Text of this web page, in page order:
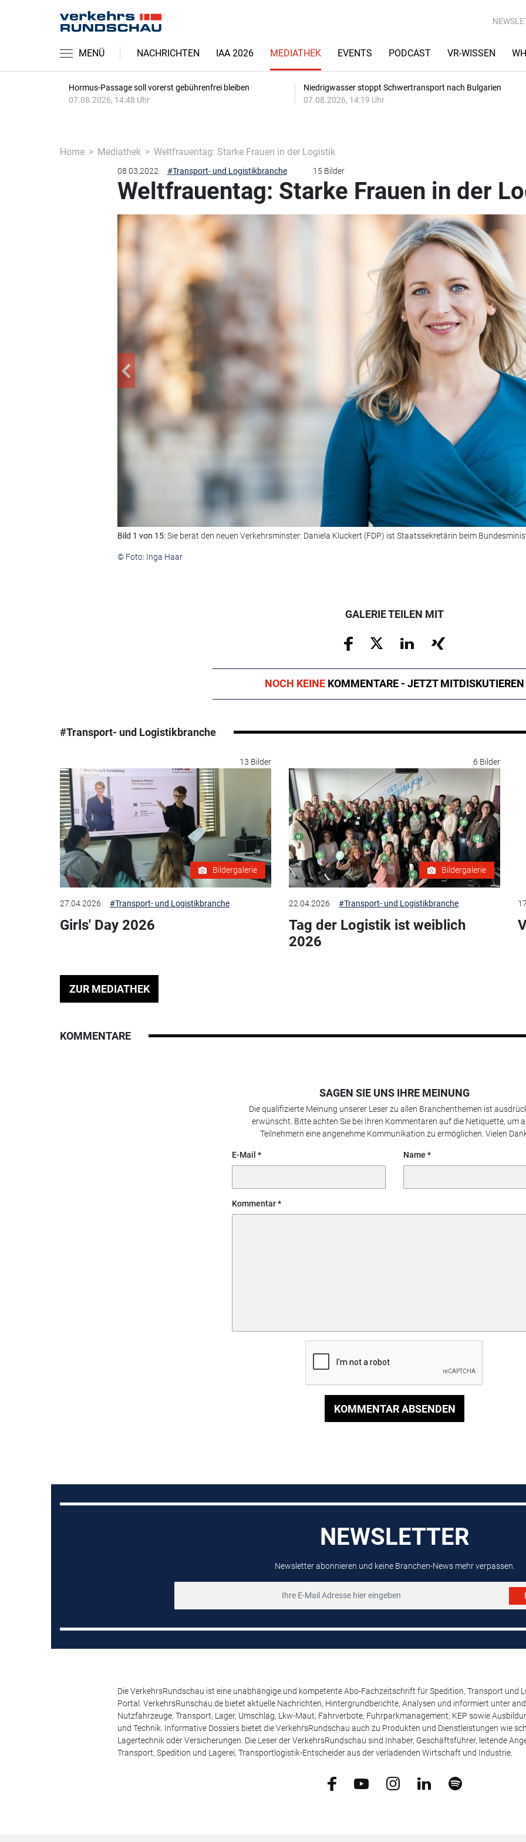
MENÜ NACHRICHTEN IAA 2026 MEDIATHEK EVENTS PODCAST VR-WISSEN
Hormus-Passage soll vorerst gebührenfrei bleiben
07.08.2026, 14:48 Uhr
Niedrigwasser stoppt Schwertransport nach Bulgarien
07.08.2026, 14:19 Uhr
Home Mediathek Weltfrauentag: Starke Frauen in der Logistik
08.03.2022 #Transport- und Logistikbranche 15 Bilder
Weltfrauentag: Starke Frauen in der
Bild 1 von 15:Sie berät den neuen Verkehrsminster: Daniela Kluckert (FDP) ist Staatssekretärin beim
© Foto: Inga Haar
GALERIE TEILEN MIT
NOCH KEINE KOMMENTARE - JETZT MITDISKUTIEREN
#Transport- und Logistikbranche
13 Bilder
Bildergalerie
27.04.2026 #Transport- und Logistikbranche
Girls' Day 2026
6 Bilder
Bildergalerie
22.04.2026 #Transport- und Logistikbranche
Tag der Logistik ist weiblich
2026
ZUR MEDIATHEK
KOMMENTARE
SAGEN SIE UNS IHRE MEINUNG
Die qualifizierte Meinung unserer Leser zu allen Branchenthemen ist
erwünscht. Bitte achten Sie bei Ihren Kommentaren auf die Netiquette, um
Teilnehmern eine angenehme Kommunikation zu ermöglichen. Vielen
E-Mail Name
Kommentar
KOMMENTAR ABSENDEN
NEWSLETTER
Newsletter abonnieren und keine Branchen-News mehr verpassen.
Die VerkehrsRundschau ist eine unabhängige und kompetente Abo-Fachzeitschrift für Spedition, Transport und
Portal. VerkehrsRunschau.de bietet aktuelle Nachrichten, Hintergrundberichte, Analysen und informiert unter
Nutzfahrzeuge, Transport, Lager, Umschlag, Lkw-Maut, Fahrverbote, Fuhrparkmanagement, KEP sowie
und Technik. Informative Dossiers bietet die VerkehrsRundschau auch zu Produkten und Dienstleistungen wie
Lagertechnik oder Versicherungen. Die Leser der VerkehrsRundschau sind Inhaber, Geschäftsführer, leitende
Transport, Spedition und Lagerei, Transportlogistik-Entscheider aus der verladenden Wirtschaft und Industrie.